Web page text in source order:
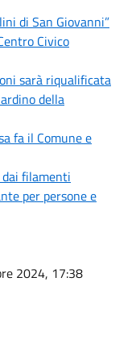
di San Giovanni”
Civico
sarà riqualificata
della
fa il Comune e
filamenti
per persone e
2024, 17:38